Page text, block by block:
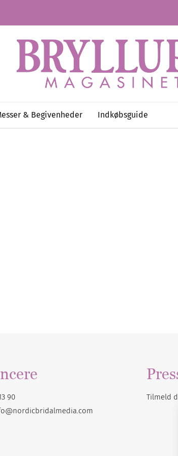
& Begivenheder Indkøbsguide
90
Tilmeld